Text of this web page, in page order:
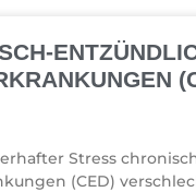
Stress
(CED)